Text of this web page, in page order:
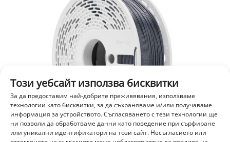
Този уебсайт използва бисквитки
За да предоставим най-добрите преживявания, използваме
технологии като бисквитки, за да съхраняваме и/или получаваме
информация за устройството. Съгласяването с тези технологии ще
ни позволи да обработваме данни като поведение при сърфиране
или уникални идентификатори на този сайт. Несъгласието или